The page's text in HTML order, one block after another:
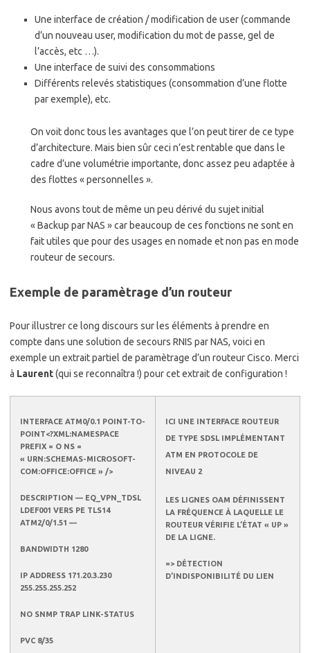
Une interface de création / modification de user (commande
d’un nouveau user, modification du mot de passe, gel de
l’accès, etc …).
Une interface de suivi des consommations
Différents relevés statistiques (consommation d’une flotte
par exemple), etc.
On voit donc tous les avantages que l’on peut tirer de ce type
d’architecture. Mais bien sûr ceci n’est rentable que dans le
cadre d’une volumétrie importante, donc assez peu adaptée à
des flottes « personnelles ».
Nous avons tout de même un peu dérivé du sujet initial
« Backup par NAS » car beaucoup de ces fonctions ne sont en
fait utiles que pour des usages en nomade et non pas en mode
routeur de secours.
Exemple de paramètrage d’un routeur
Pour illustrer ce long discours sur les éléments à prendre en
compte dans une solution de secours RNIS par NAS, voici en
exemple un extrait partiel de paramètrage d’un routeur Cisco. Merci
à Laurent(qui se reconnaîtra !) pour cet extrait de configuration !
INTERFACE ATM0/0.1 POINT-TO-
POINT<?XML:NAMESPACE
PREFIX = O NS =
« URN:SCHEMAS-MICROSOFT-
COM:OFFICE:OFFICE » />
DESCRIPTION — EQ_VPN_TDSL
LDEF001 VERS PE TLS14
ATM2/0/1.51 —
BANDWIDTH 1280
IP ADDRESS 171.20.3.230
255.255.255.252
NO SNMP TRAP LINK-STATUS
PVC 8/35
ICI UNE INTERFACE ROUTEUR
DE TYPE SDSL IMPLÉMENTANT
ATM EN PROTOCOLE DE
NIVEAU 2
LES LIGNES OAM DÉFINISSENT
LA FRÉQUENCE À LAQUELLE LE
ROUTEUR VÉRIFIE L’ÉTAT « UP »
DE LA LIGNE.
=> DÉTECTION
D’INDISPONIBILITÉ DU LIEN